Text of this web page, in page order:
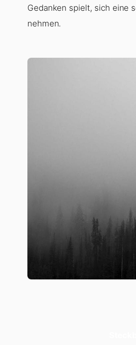
Gedanken spielt, sich eine
nehmen.